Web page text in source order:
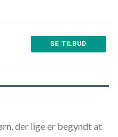
SE TILBUD
der lige er begyndt at